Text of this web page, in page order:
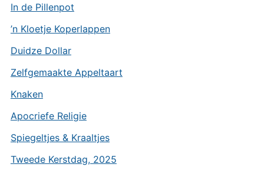
In de Pillenpot
’n Kloetje Koperlappen
Duidze Dollar
Zelfgemaakte Appeltaart
Knaken
Apocriefe Religie
Spiegeltjes & Kraaltjes
Tweede Kerstdag, 2025